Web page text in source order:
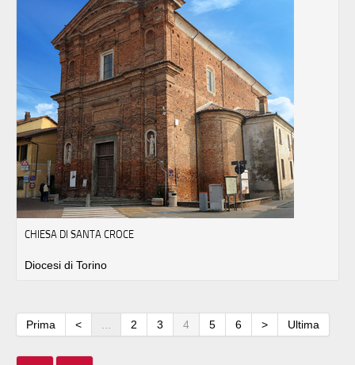
CHIESA DI SANTA CROCE
Diocesi di Torino
Prima < ... 2 3 4 5 6 > Ultima